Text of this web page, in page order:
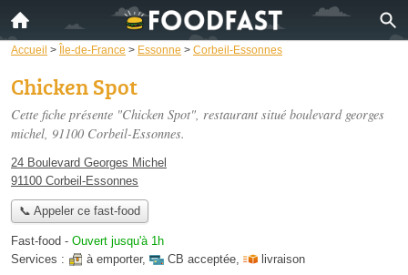
Accueil > Île-de-France > Essonne > Corbeil-Essonnes
Chicken Spot
Cette fiche présente "Chicken Spot", restaurant situé boulevard georges
michel, 91100 Corbeil-Essonnes.
24 Boulevard Georges Michel
91100 Corbeil-Essonnes
📞 Appeler ce fast-food
Fast-food - Ouvert jusqu'à 1h
Services :
à emporter, CB acceptée, livraison